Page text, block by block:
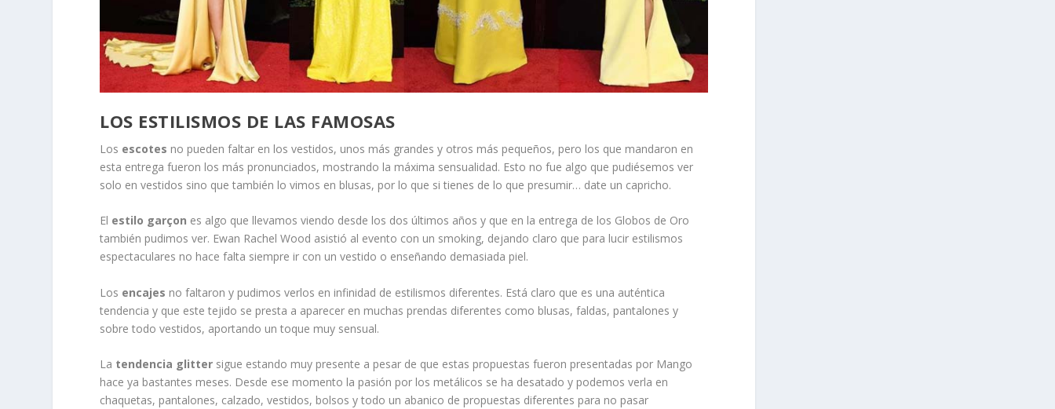
LOS ESTILISMOS DE LAS FAMOSAS
Los escotes no pueden faltar en los vestidos, unos más grandes y otros más pequeños, pero los que mandaron en
esta entrega fueron los más pronunciados, mostrando la máxima sensualidad. Esto no fue algo que pudiésemos ver
solo en vestidos sino que también lo vimos en blusas, por lo que si tienes de lo que presumir… date un capricho.
El estilo garçon es algo que llevamos viendo desde los dos últimos años y que en la entrega de los Globos de Oro
también pudimos ver. Ewan Rachel Wood asistió al evento con un smoking, dejando claro que para lucir estilismos
espectaculares no hace falta siempre ir con un vestido o enseñando demasiada piel.
Los encajes no faltaron y pudimos verlos en infinidad de estilismos diferentes. Está claro que es una auténtica
tendencia y que este tejido se presta a aparecer en muchas prendas diferentes como blusas, faldas, pantalones y
sobre todo vestidos, aportando un toque muy sensual.
La tendencia glitter sigue estando muy presente a pesar de que estas propuestas fueron presentadas por Mango
hace ya bastantes meses. Desde ese momento la pasión por los metálicos se ha desatado y podemos verla en
chaquetas, pantalones, calzado, vestidos, bolsos y todo un abanico de propuestas diferentes para no pasar